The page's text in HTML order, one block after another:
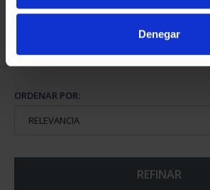
Denegar
ORDENAR POR:
REFINAR